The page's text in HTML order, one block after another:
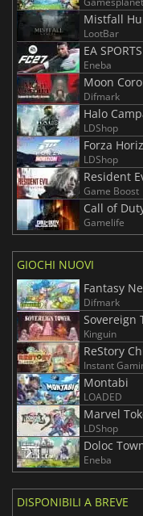
Mistfall
LootBar
EA
Eneba
Moon
Difmark
Halo
LDShop
Forza
LDShop
Resident
Game Boost
Call of
Gamelife
GIOCHI NUOVI
Fantasy
Difmark
Sovereign
Kinguin
ReStory
Instant
Montabi
LOADED
Marvel
LDShop
Doloc
Eneba
DISPONIBILI A BREVE